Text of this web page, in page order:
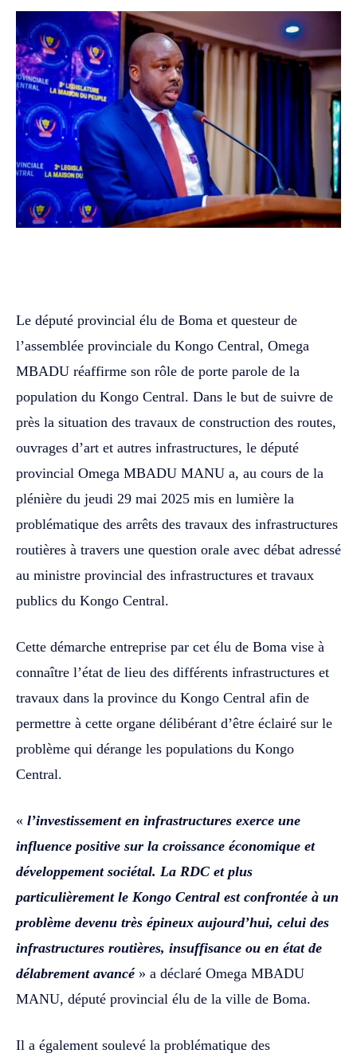
‎Le député provincial élu de Boma et questeur de
l’assemblée provinciale du Kongo Central, Omega
MBADU réaffirme son rôle de porte parole de la
population du Kongo Central. Dans le but de suivre de
près la situation des travaux de construction des routes,
ouvrages d’art et autres infrastructures, le député
provincial Omega MBADU MANU a, au cours de la
plénière du jeudi 29 mai 2025 mis en lumière la
problématique des arrêts des travaux des infrastructures
routières à travers une question orale avec débat adressé
au ministre provincial des infrastructures et travaux
publics du Kongo Central.
‎‎Cette démarche entreprise par cet élu de Boma vise à
connaître l’état de lieu des différents infrastructures et
travaux dans la province du Kongo Central afin de
permettre à cette organe délibérant d’être éclairé sur le
problème qui dérange les populations du Kongo
Central. ‎‎
« l’investissement en infrastructures exerce une
influence positive sur la croissance économique et
développement sociétal. La RDC et plus
particulièrement le Kongo Central est confrontée à un
problème devenu très épineux aujourd’hui, celui des
infrastructures routières, insuffisance ou en état de
délabrement avancé»‎‎ a déclaré Omega MBADU
MANU, député provincial élu de la ville de Boma.
Il a également soulevé la problématique des